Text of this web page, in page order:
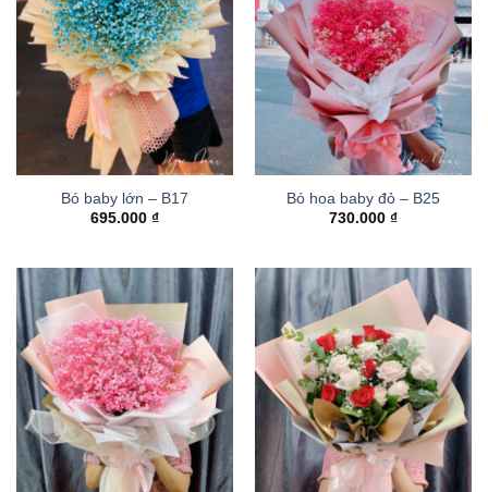
Bó baby lớn – B17
695.000 ₫
Bó hoa baby đỏ – B25
730.000 ₫